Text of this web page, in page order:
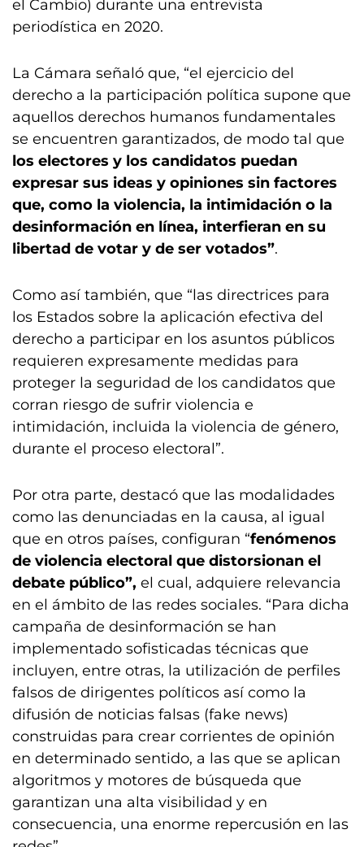
el Cambio) durante una entrevista
periodística en 2020.
La Cámara señaló que, “el ejercicio del
derecho a la participación política supone que
aquellos derechos humanos fundamentales
se encuentren garantizados, de modo tal que
los electores y los candidatos puedan
expresar sus ideas y opiniones sin factores
que, como la violencia, la intimidación o la
desinformación en línea, interfieran en su
libertad de votar y de ser votados”.
Como así también, que “las directrices para
los Estados sobre la aplicación efectiva del
derecho a participar en los asuntos públicos
requieren expresamente medidas para
proteger la seguridad de los candidatos que
corran riesgo de sufrir violencia e
intimidación, incluida la violencia de género,
durante el proceso electoral”.
Por otra parte, destacó que las modalidades
como las denunciadas en la causa, al igual
que en otros países, configuran “fenómenos
de violencia electoral que distorsionan el
debate público”, el cual, adquiere relevancia
en el ámbito de las redes sociales. “Para dicha
campaña de desinformación se han
implementado sofisticadas técnicas que
incluyen, entre otras, la utilización de perfiles
falsos de dirigentes políticos así como la
difusión de noticias falsas (fake news)
construidas para crear corrientes de opinión
en determinado sentido, a las que se aplican
algoritmos y motores de búsqueda que
garantizan una alta visibilidad y en
consecuencia, una enorme repercusión en las